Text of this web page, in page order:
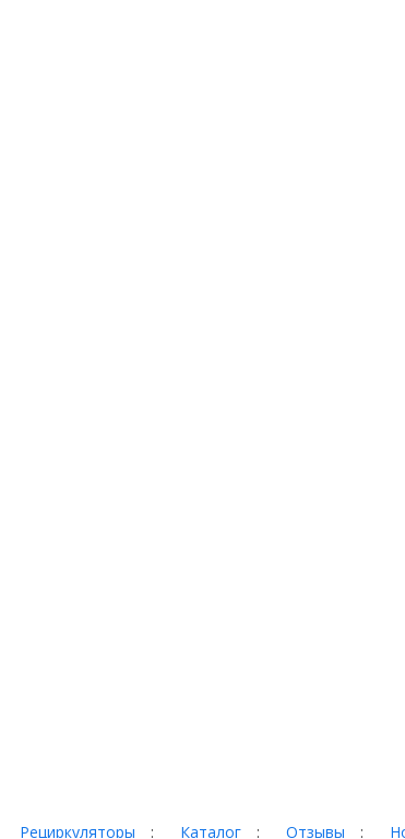
Рециркуляторы : Каталог : Отзывы :